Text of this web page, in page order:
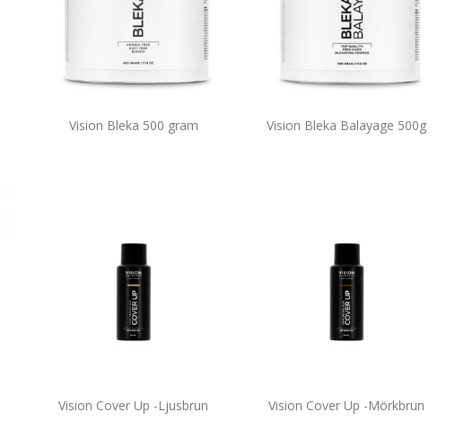
Vision Bleka 500 gram Vision Bleka Balayage 500g
Vision Cover Up -Ljusbrun Vision Cover Up -Mörkbrun